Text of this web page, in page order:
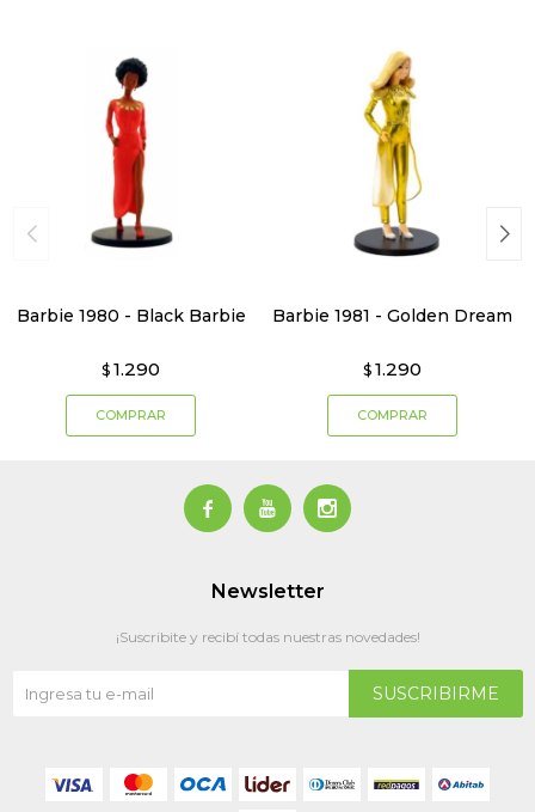
Barbie 1980 - Black Barbie
$ 1.290
Barbie 1981 - Golden Dream
$ 1.290
  
Newsletter
¡Suscribite y recibí todas nuestras novedades!
SUSCRIBIRME